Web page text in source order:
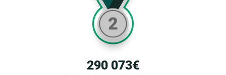
290 073€